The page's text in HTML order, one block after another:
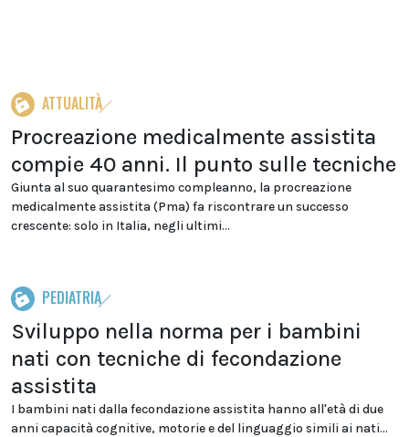
ATTUALITÀ
Procreazione medicalmente assistita
compie 40 anni. Il punto sulle tecniche
Giunta al suo quarantesimo compleanno, la procreazione
medicalmente assistita (Pma) fa riscontrare un successo
crescente: solo in Italia, negli ultimi...
PEDIATRIA
Sviluppo nella norma per i bambini
nati con tecniche di fecondazione
assistita
I bambini nati dalla fecondazione assistita hanno all'età di due
anni capacità cognitive, motorie e del linguaggio simili ai nati...